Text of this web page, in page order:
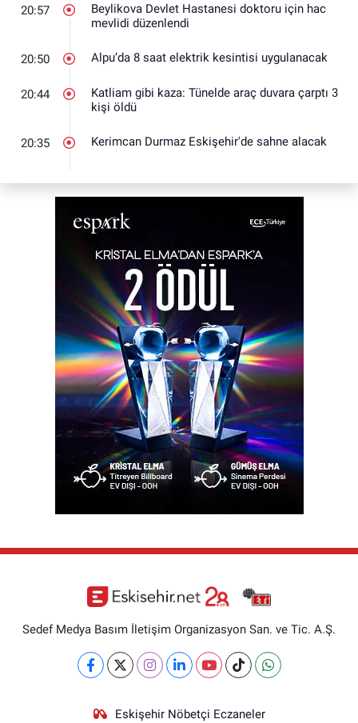
20:57
Beylikova Devlet Hastanesi doktoru için hac
mevlidi düzenlendi
20:50 Alpu’da 8 saat elektrik kesintisi uygulanacak
20:44
Katliam gibi kaza: Tünelde araç duvara çarptı 3
kişi öldü
20:35 Kerimcan Durmaz Eskişehir'de sahne alacak
Sedef Medya Basım İletişim Organizasyon San. ve Tic. A.Ş.
Eskişehir Nöbetçi Eczaneler